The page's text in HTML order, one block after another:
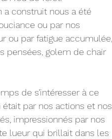
a construit nous a été
ou par nos
ou par fatigue accumulée,
pensées, golem de chair
de s’intéresser à ce
était par nos actions et nos
impressionnés par nos
lueur qui brillait dans les